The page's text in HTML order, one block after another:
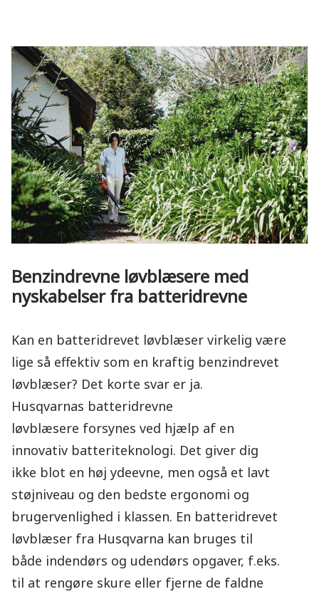
Benzindrevne løvblæsere med
nyskabelser fra batteridrevne
Kan en batteridrevet løvblæser virkelig være
lige så effektiv som en kraftig benzindrevet
løvblæser? Det korte svar er ja.
Husqvarnas batteridrevne
løvblæsere forsynes ved hjælp af en
innovativ batteriteknologi. Det giver dig
ikke blot en høj ydeevne, men også et lavt
støjniveau og den bedste ergonomi og
brugervenlighed i klassen. En batteridrevet
løvblæser fra Husqvarna kan bruges til
både indendørs og udendørs opgaver, f.eks.
til at rengøre skure eller fjerne de faldne